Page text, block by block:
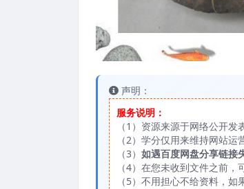
声明：
服务说明：
（1）资源来源于网络公开
（2）学分仅用来维持网站
（3） 如遇百度网盘分享链接
（4）在您未收到文件之前
（5）不用担心不给资料，